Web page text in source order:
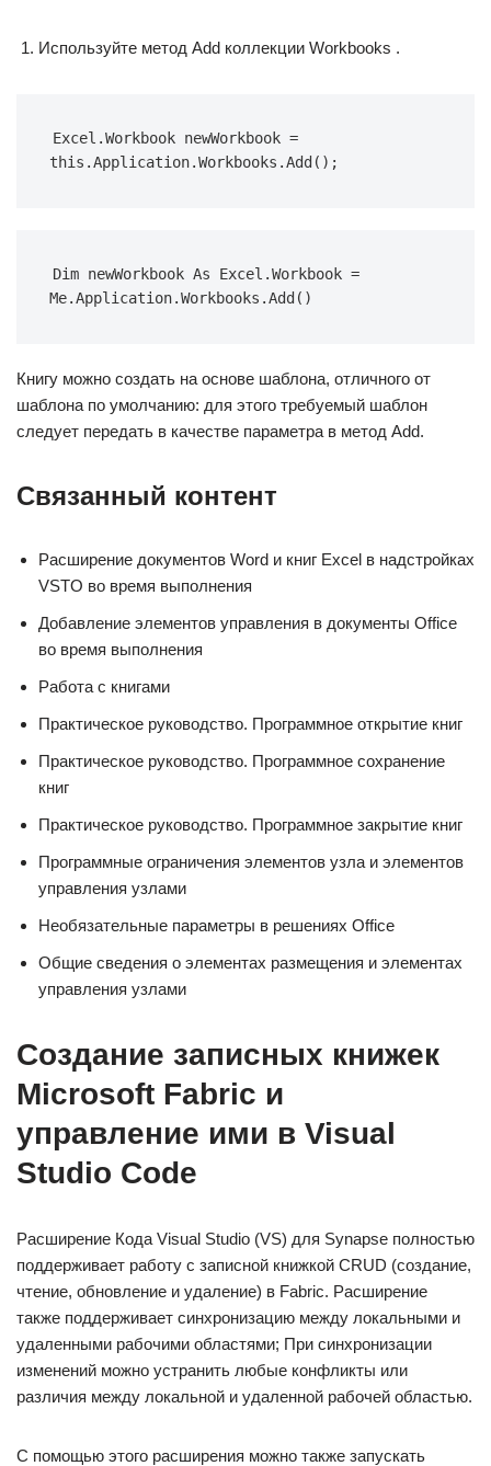
Используйте метод Add коллекции Workbooks .
Excel.Workbook newWorkbook =
this.Application.Workbooks.Add();
Dim newWorkbook As Excel.Workbook =
Me.Application.Workbooks.Add()
Книгу можно создать на основе шаблона, отличного от
шаблона по умолчанию: для этого требуемый шаблон
следует передать в качестве параметра в метод Add.
Связанный контент
Расширение документов Word и книг Excel в надстройках
VSTO во время выполнения
Добавление элементов управления в документы Office
во время выполнения
Работа с книгами
Практическое руководство. Программное открытие книг
Практическое руководство. Программное сохранение
книг
Практическое руководство. Программное закрытие книг
Программные ограничения элементов узла и элементов
управления узлами
Необязательные параметры в решениях Office
Общие сведения о элементах размещения и элементах
управления узлами
Создание записных книжек
Microsoft Fabric и
управление ими в Visual
Studio Code
Расширение Кода Visual Studio (VS) для Synapse полностью
поддерживает работу с записной книжкой CRUD (создание,
чтение, обновление и удаление) в Fabric. Расширение
также поддерживает синхронизацию между локальными и
удаленными рабочими областями; При синхронизации
изменений можно устранить любые конфликты или
различия между локальной и удаленной рабочей областью.
С помощью этого расширения можно также запускать